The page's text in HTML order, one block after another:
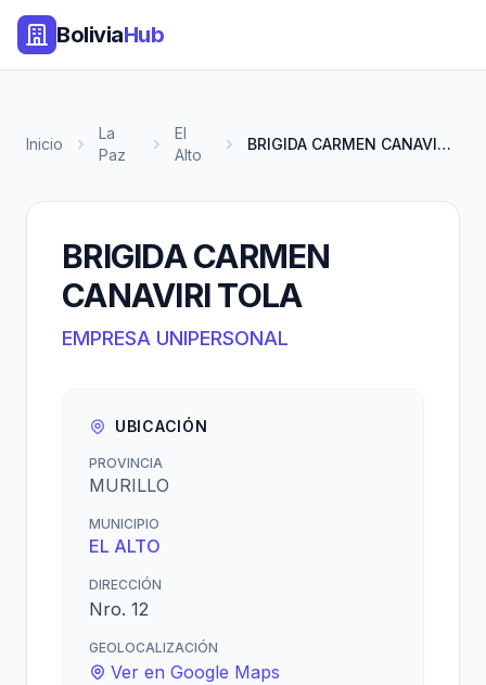
BoliviaHub
Inicio
La
Paz
El
Alto
BRIGIDA CARMEN CANAVIRI TOLA
BRIGIDA CARMEN
CANAVIRI TOLA
EMPRESA UNIPERSONAL
UBICACIÓN
PROVINCIA
MURILLO
MUNICIPIO
EL ALTO
DIRECCIÓN
Nro. 12
GEOLOCALIZACIÓN
Ver en Google Maps